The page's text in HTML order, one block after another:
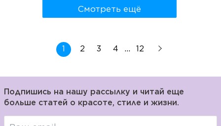
Смотреть ещё
1 2 3 4 ... 12
Подпишись на нашу рассылку и читай еще
больше статей о красоте, стиле и жизни.